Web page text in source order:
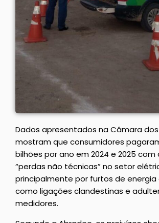
Dados apresentados na Câmara
mostram que consumidores
bilhões por ano em 2024 e 2025
“perdas não técnicas” no setor
principalmente por furtos de energia
como ligações clandestinas e
medidores.